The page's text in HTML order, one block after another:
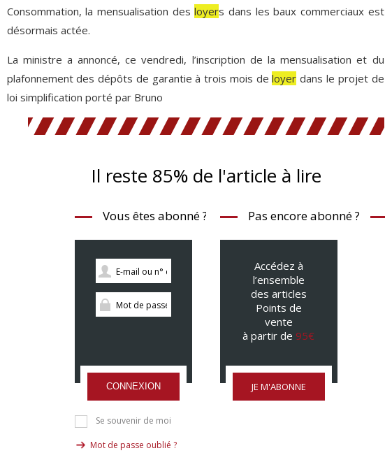
Consommation, la mensualisation desloyers dans les baux commerciaux est
désormais actée.
La ministre a annoncé, ce vendredi, l’inscription de la mensualisation et du
plafonnement des dépôts de garantie à trois mois deloyer dans le projet de
loi simplification porté par Bruno
Il reste 85% de l'article à lire
Vous êtes abonné ?
CONNEXION
Se souvenir de moi
Mot de passe oublié ?
Pas encore abonné ?
Accédez à
l’ensemble
des articles
Points de
vente
à partir de 95€
JE M'ABONNE